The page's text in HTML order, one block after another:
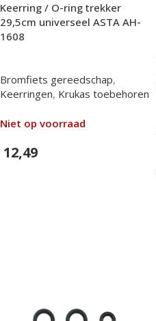
Keerring / O-ring trekker
29,5cm universeel ASTA AH-
1608
Bromfiets gereedschap,
Keerringen, Krukas toebehoren
Niet op voorraad
12,49